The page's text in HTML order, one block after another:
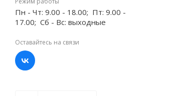
Пн - Чт: 9.00 - 18.00; Пт: 9.00 -
17.00; Сб - Вс: выходные
Оставайтесь на связи